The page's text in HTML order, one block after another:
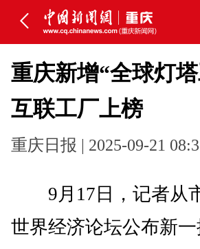
重庆新增“全球灯
互联工厂上榜
重庆日报 | 2025-09-21
9月17日，记者从
世界经济论坛公布新